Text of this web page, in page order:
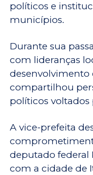
políticos e
municípios.
Durante sua
com lideranças
desenvolvimento
compartilhou
políticos voltados
A vice-prefeita
deputado federal
com a cidade de